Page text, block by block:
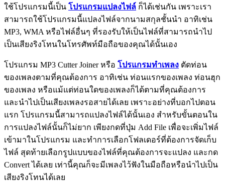
ใช้โปรแกรมนี้เป็น โปรแกรมแปลงไฟล์ ก็ได้เช่นกัน เพราะเรา
สามารถใช้โปรแกรมนี้แปลงไฟล์จากนามสกุลชั้นนำ อาทิเช่น
MP3, WMA หรือไฟล์อื่นๆ ที่รองรับให้เป็นไฟล์ที่สามารถนำไป
เป็นเสียงริงโทนในโทรศัพท์มือถือของคุณได้นั้นเอง
โปรแกรม MP3 Cutter Joiner หรือ โปรแกรมทำเพลง ตัดท่อน
ของเพลงตามที่คุณต้องการ อาทิเช่น ท่อนแรกของเพลง ท่อนฮุก
ของเพลง หรือแม้แต่ท่อนใดของเพลงก็ได้ตามที่คุณต้องการ
และนำไปเป็นเสียงเพลงรอสายได้เลย เพราะอย่างที่บอกไปตอน
แรก โปรแกรมนี้สามารถแปลงไฟล์ได้นั้นเอง สำหรับขั้นตอนใน
การแปลงไฟล์นั้นก็ไม่ยาก เพียงกดที่ปุ่ม Add File เพื่อจะเพิ่มไฟล์
เข้ามาในโปรแกรม และทำการเลือกโฟลเดอร์ที่ต้องการจัดเก็บ
ไฟล์ สุดท้ายเลือกรูปแบบของไฟล์ที่คุณต้องการจะแปลง และกด
Convert ได้เลย เท่านี้คุณก็จะมีเพลงไว้ฟังในมือถือหรือนำไปเป็น
เสียงริงโทนได้เลย